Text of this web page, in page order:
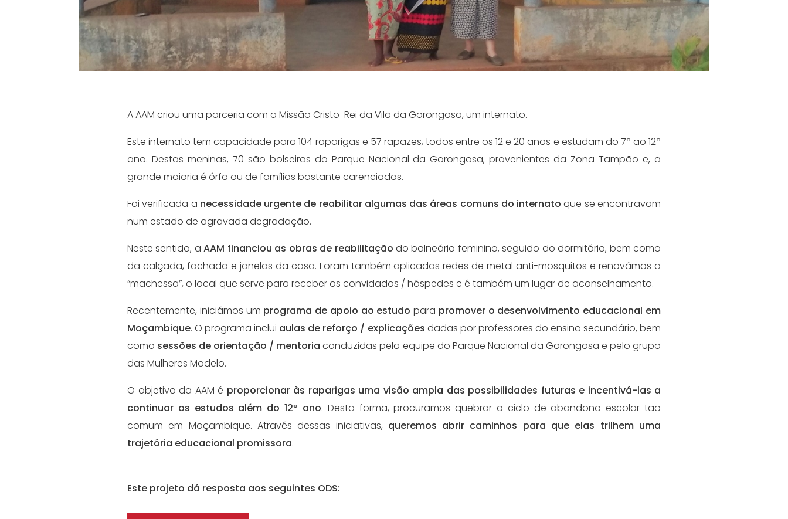
A AAM criou uma parceria com a Missão Cristo-Rei da Vila da Gorongosa, um internato.
Este internato tem capacidade para 104 raparigas e 57 rapazes, todos entre os 12 e 20 anos e estudam do 7º ao 12º
ano. Destas meninas, 70 são bolseiras do Parque Nacional da Gorongosa, provenientes da Zona Tampão e, a
grande maioria é órfã ou de famílias bastante carenciadas.
Foi verificada a necessidade urgente de reabilitar algumas das áreas comuns do internato que se encontravam
num estado de agravada degradação.
Neste sentido, aAAM financiou as obras de reabilitação do balneário feminino, seguido do dormitório, bem como
da calçada, fachada e janelas da casa. Foram também aplicadas redes de metal anti-mosquitos e renovámos a
“machessa”, o local que serve para receber os convidados / hóspedes e é também um lugar de aconselhamento.
Recentemente, iniciámos um programa de apoio ao estudo para promover o desenvolvimento educacional em
Moçambique. O programa inclui aulas de reforço / explicações dadas por professores do ensino secundário, bem
como sessões de orientação / mentoria conduzidas pela equipe do Parque Nacional da Gorongosa e pelo grupo
das Mulheres Modelo.
O objetivo da AAM é proporcionar às raparigas uma visão ampla das possibilidades futuras e incentivá-las a
continuar os estudos além do 12º ano. Desta forma, procuramos quebrar o ciclo de abandono escolar tão
comum em Moçambique. Através dessas iniciativas, queremos abrir caminhos para que elas trilhem uma
trajetória educacional promissora.
Este projeto dá resposta aos seguintes ODS: